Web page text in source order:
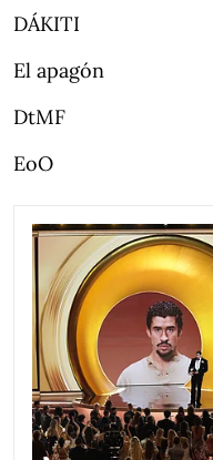
DÁKITI
El apagón
DtMF
EoO